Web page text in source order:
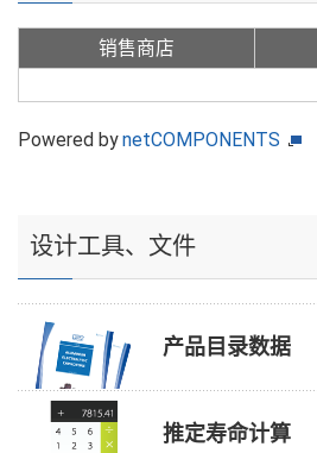
销售商店
Powered bynetCOMPONENTS
设计工具、文件
产品目录数据
推定寿命计算